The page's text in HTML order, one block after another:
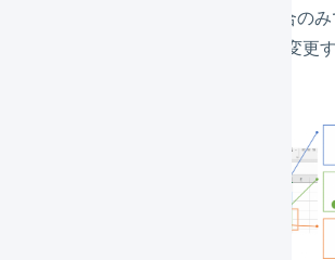
」を入力した場合のみ
商品コードはCSVで一括変更